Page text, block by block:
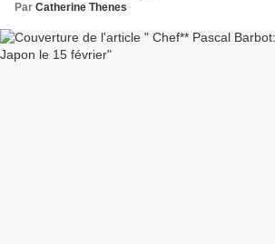
Par Catherine Thenes